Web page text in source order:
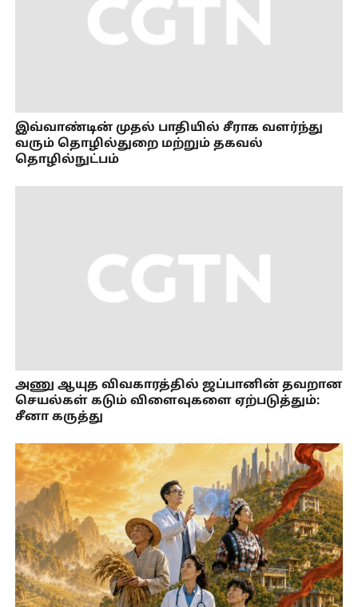
இவ்வாண்டின் முதல் பாதியில் சீராக வளர்ந்து
வரும் தொழில்துறை மற்றும் தகவல்
தொழில்நுட்பம்
அணு ஆயுத விவகாரத்தில் ஜப்பானின் தவறான
செயல்கள் கடும் விளைவுகளை ஏற்படுத்தும்:
சீனா கருத்து